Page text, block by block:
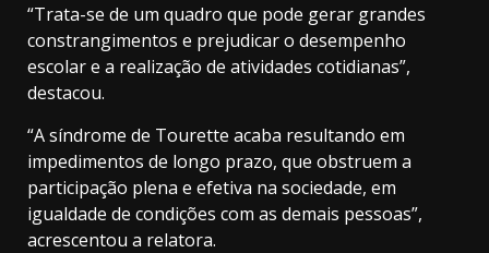
“Trata-se de um quadro que pode gerar grandes
constrangimentos e prejudicar o desempenho
escolar e a realização de atividades cotidianas”,
destacou.
“A síndrome de Tourette acaba resultando em
impedimentos de longo prazo, que obstruem a
participação plena e efetiva na sociedade, em
igualdade de condições com as demais pessoas”,
acrescentou a relatora.